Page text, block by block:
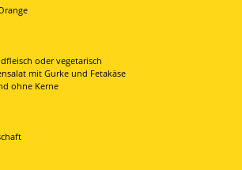
oder vegetarisch
mit Gurke und Fetakäse
ohne Kerne